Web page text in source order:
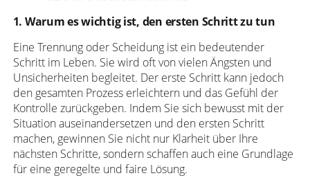
1. Warum es wichtig ist, den ersten Schritt zu tun
Eine Trennung oder Scheidung ist ein bedeutender
Schritt im Leben. Sie wird oft von vielen Ängsten und
Unsicherheiten begleitet. Der erste Schritt kann jedoch
den gesamten Prozess erleichtern und das Gefühl der
Kontrolle zurückgeben. Indem Sie sich bewusst mit der
Situation auseinandersetzen und den ersten Schritt
machen, gewinnen Sie nicht nur Klarheit über Ihre
nächsten Schritte, sondern schaffen auch eine Grundlage
für eine geregelte und faire Lösung.